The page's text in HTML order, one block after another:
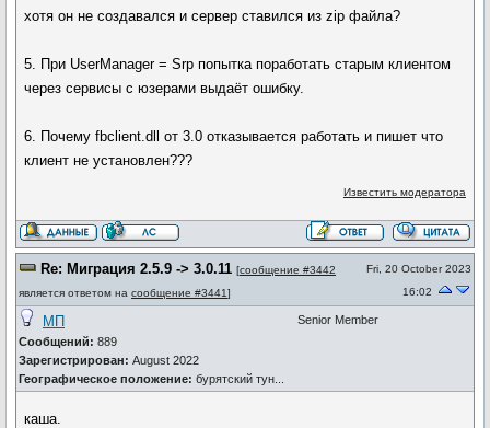
хотя он не создавался и сервер ставился из zip файла?
5. При UserManager = Srp попытка поработать старым клиентом
через сервисы с юзерами выдаёт ошибку.
6. Почему fbclient.dll от 3.0 отказывается работать и пишет что
клиент не установлен???
Известить модератора
Re: Миграция 2.5.9 -> 3.0.11 [сообщение #3442
является ответом на сообщение #3441]
Fri, 20 October 2023
16:02
МП
Сообщений: 889
Зарегистрирован: August 2022
Географическое положение: бурятский тун...
Senior Member
каша.